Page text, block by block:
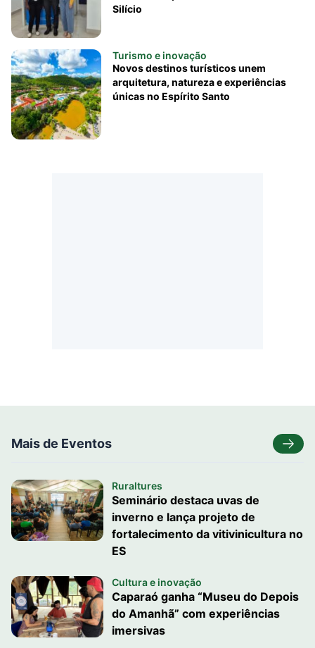
Silício
Turismo e inovação
Novos destinos turísticos unem
arquitetura, natureza e experiências
únicas no Espírito Santo
Mais de Eventos
Ruraltures
Seminário destaca uvas de
inverno e lança projeto de
fortalecimento da vitivinicultura no
ES
Cultura e inovação
Caparaó ganha “Museu do Depois
do Amanhã” com experiências
imersivas